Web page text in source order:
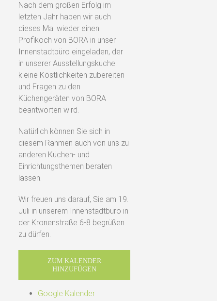
Nach dem großen Erfolg im
letzten Jahr haben wir auch
dieses Mal wieder einen
Profikoch von BORA in unser
Innenstadtbüro eingeladen, der
in unserer Ausstellungsküche
kleine Köstlichkeiten zubereiten
und Fragen zu den
Küchengeräten von BORA
beantworten wird.
Natürlich können Sie sich in
diesem Rahmen auch von uns zu
anderen Küchen- und
Einrichtungsthemen beraten
lassen.
Wir freuen uns darauf, Sie am 19.
Juli in unserem Innenstadtbüro in
der Kronenstraße 6-8 begrüßen
zu dürfen.
ZUM KALENDER
HINZUFÜGEN
Google Kalender